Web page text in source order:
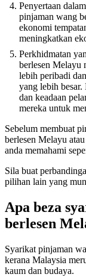
Penyertaan
pinjaman wang
ekonomi
meningkatkan
Perkhidmatan
berlesen Melayu
lebih peribadi
yang lebih
dan keadaan
mereka untuk
Sebelum membuat
berlesen Melayu
anda memahami
Sila buat
pilihan lain yang
Apa beza
berlesen
Syarikat pinjaman
kerana Malaysia
kaum dan budaya.